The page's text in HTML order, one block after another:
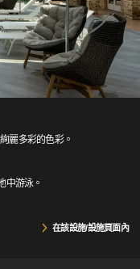
麗多彩的色彩。
中游泳。
在該設施/設施頁面內